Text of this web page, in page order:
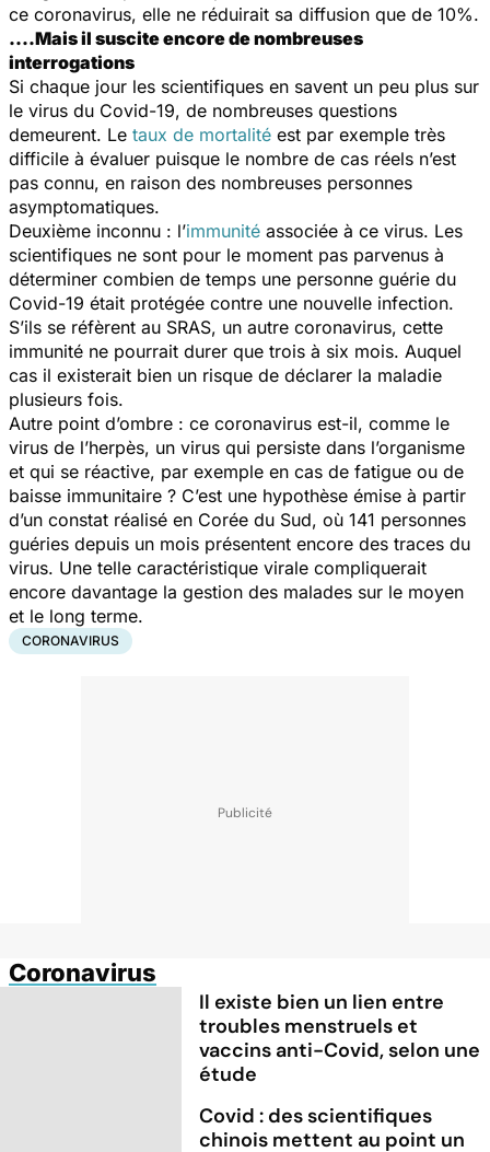
ce coronavirus, elle ne réduirait sa diffusion que de 10%.
....Mais il suscite encore de nombreuses
interrogations
Si chaque jour les scientifiques en savent un peu plus sur
le virus du Covid-19, de nombreuses questions
demeurent. Le taux de mortalité est par exemple très
difficile à évaluer puisque le nombre de cas réels n’est
pas connu, en raison des nombreuses personnes
asymptomatiques.
Deuxième inconnu : l’immunité associée à ce virus. Les
scientifiques ne sont pour le moment pas parvenus à
déterminer combien de temps une personne guérie du
Covid-19 était protégée contre une nouvelle infection.
S’ils se réfèrent au SRAS, un autre coronavirus, cette
immunité ne pourrait durer que trois à six mois. Auquel
cas il existerait bien un risque de déclarer la maladie
plusieurs fois.
Autre point d’ombre : ce coronavirus est-il, comme le
virus de l’herpès, un virus qui persiste dans l’organisme
et qui se réactive, par exemple en cas de fatigue ou de
baisse immunitaire ? C’est une hypothèse émise à partir
d’un constat réalisé en Corée du Sud, où 141 personnes
guéries depuis un mois présentent encore des traces du
virus. Une telle caractéristique virale compliquerait
encore davantage la gestion des malades sur le moyen
et le long terme.
CORONAVIRUS
Coronavirus
Il existe bien un lien entre
troubles menstruels et
vaccins anti-Covid, selon une
étude
Covid : des scientifiques
chinois mettent au point un